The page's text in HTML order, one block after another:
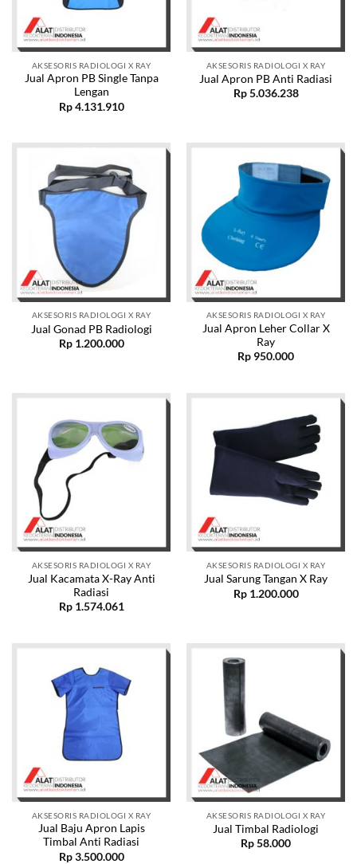
AKSESORIS RADIOLOGI X RAY
Jual Apron PB Single Tanpa
Lengan
Rp4.131.910
AKSESORIS RADIOLOGI X RAY
Jual Apron PB Anti Radiasi
Rp5.036.238
AKSESORIS RADIOLOGI X RAY
Jual Gonad PB Radiologi
Rp1.200.000
AKSESORIS RADIOLOGI X RAY
Jual Apron Leher Collar X
Ray
Rp 950.000
AKSESORIS RADIOLOGI X RAY
Jual Kacamata X-Ray Anti
Radiasi
Rp1.574.061
AKSESORIS RADIOLOGI X RAY
Jual Sarung Tangan X Ray
Rp1.200.000
AKSESORIS RADIOLOGI X RAY
Jual Baju Apron Lapis
Timbal Anti Radiasi
Rp3.500.000
AKSESORIS RADIOLOGI X RAY
Jual Timbal Radiologi
Rp58.000